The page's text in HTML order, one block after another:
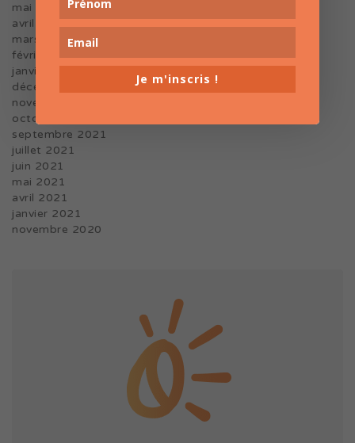
mai 2022
avril 2022
mars 2022
février 2022
janvier 2022
décembre 2021
novembre 2021
octobre 2021
septembre 2021
juillet 2021
juin 2021
mai 2021
avril 2021
janvier 2021
novembre 2020
Je m'inscris !